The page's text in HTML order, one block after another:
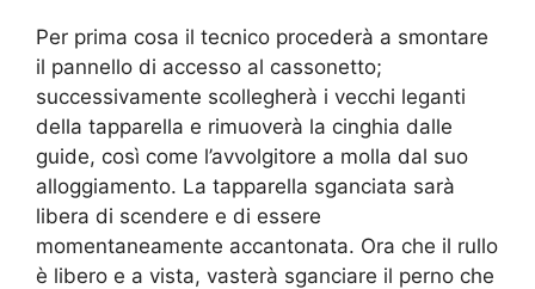
Per prima cosa il tecnico procederà a smontare
il pannello di accesso al cassonetto;
successivamente scollegherà i vecchi leganti
della tapparella e rimuoverà la cinghia dalle
guide, così come l’avvolgitore a molla dal suo
alloggiamento. La tapparella sganciata sarà
libera di scendere e di essere
momentaneamente accantonata. Ora che il rullo
è libero e a vista, vasterà sganciare il perno che